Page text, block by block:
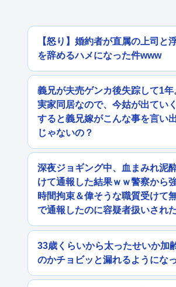
【怒り】婚約者が直属の上司と
を辞めるハメになった件www
義兄が夫売ゲンカ後失踪して1
実家同居なので、今姑が出てい
すると義兄嫁がこんな事を言い
じゃないの？
深夜ジョギング中、血まみれ泥
けて通報した結果ｗｗ警察から
時間拘束＆偉そうな職質受けて
で通報したのに容疑者扱いされ
33歳くらいから太ったせいか加
のかチョビッと漏れるようにな